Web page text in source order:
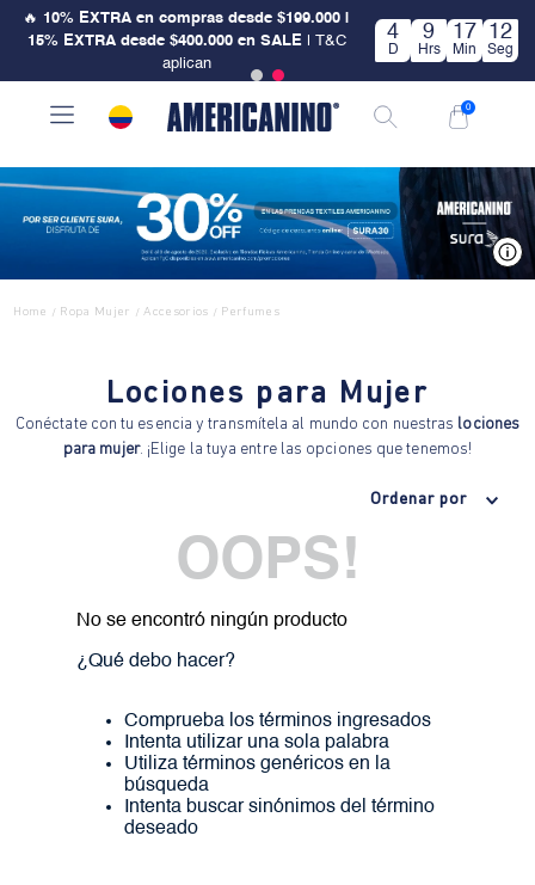
🔥 10% EXTRA en compras desde $199.000 |
15% EXTRA desde $400.000 en SALE| T&C
aplican
4
D
9
Hrs
17
Min
12
Seg
0
Home / Ropa Mujer / Accesorios / Perfumes
Lociones para Mujer
Conéctate con tu esencia y transmítela al mundo con nuestras lociones
para mujer. ¡Elige la tuya entre las opciones que tenemos!
Ordenar por
OOPS!
No se encontró ningún producto
¿Qué debo hacer?
Comprueba los términos ingresados
Intenta utilizar una sola palabra
Utiliza términos genéricos en la
búsqueda
Intenta buscar sinónimos del término
deseado